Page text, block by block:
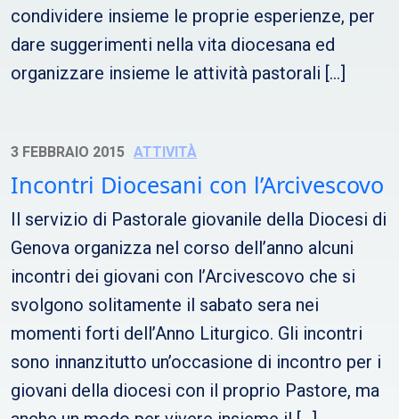
condividere insieme le proprie esperienze, per
dare suggerimenti nella vita diocesana ed
organizzare insieme le attività pastorali […]
3 FEBBRAIO 2015 ATTIVITÀ
Incontri Diocesani con l’Arcivescovo
Il servizio di Pastorale giovanile della Diocesi di
Genova organizza nel corso dell’anno alcuni
incontri dei giovani con l’Arcivescovo che si
svolgono solitamente il sabato sera nei
momenti forti dell’Anno Liturgico. Gli incontri
sono innanzitutto un’occasione di incontro per i
giovani della diocesi con il proprio Pastore, ma